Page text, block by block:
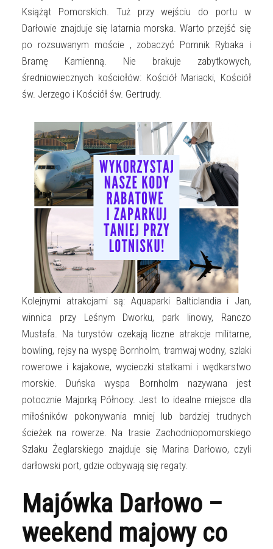
Książąt Pomorskich. Tuż przy wejściu do portu w
Darłowie znajduje się latarnia morska. Warto przejść się
po rozsuwanym moście , zobaczyć Pomnik Rybaka i
Bramę Kamienną. Nie brakuje zabytkowych,
średniowiecznych kościołów: Kościół Mariacki, Kościół
św. Jerzego i Kościół św. Gertrudy.
Kolejnymi atrakcjami są: Aquaparki Balticlandia i Jan,
winnica przy Leśnym Dworku, park linowy, Ranczo
Mustafa. Na turystów czekają liczne atrakcje militarne,
bowling, rejsy na wyspę Bornholm, tramwaj wodny, szlaki
rowerowe i kajakowe, wycieczki statkami i wędkarstwo
morskie. Duńska wyspa Bornholm nazywana jest
potocznie Majorką Północy. Jest to idealne miejsce dla
miłośników pokonywania mniej lub bardziej trudnych
ścieżek na rowerze. Na trasie Zachodniopomorskiego
Szlaku Żeglarskiego znajduje się Marina Darłowo, czyli
darłowski port, gdzie odbywają się regaty.
Majówka Darłowo –
weekend majowy co